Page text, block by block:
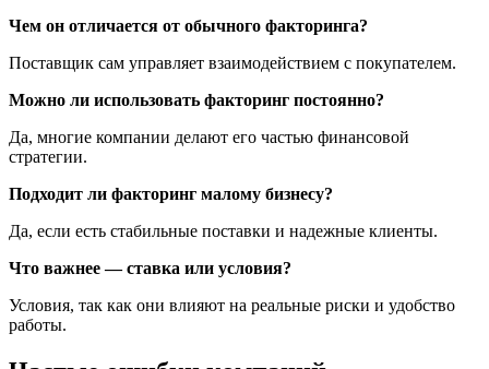
Чем он отличается от обычного факторинга?
Поставщик сам управляет взаимодействием с покупателем.
Можно ли использовать факторинг постоянно?
Да, многие компании делают его частью финансовой
стратегии.
Подходит ли факторинг малому бизнесу?
Да, если есть стабильные поставки и надежные клиенты.
Что важнее — ставка или условия?
Условия, так как они влияют на реальные риски и удобство
работы.